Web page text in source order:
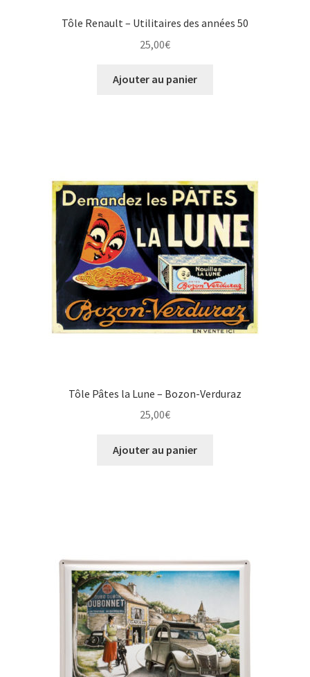
Tôle Renault – Utilitaires des années 50
25,00€
Ajouter au panier
Tôle Pâtes la Lune – Bozon-Verduraz
25,00€
Ajouter au panier